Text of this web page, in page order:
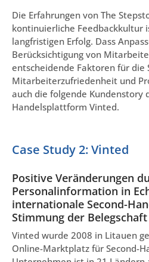
Die Erfahrungen von The
kontinuierliche Feedbackkultur
langfristigen Erfolg. Dass
Berücksichtigung von
entscheidende Faktoren für die
Mitarbeiterzufriedenheit und
auch die folgende Kundenstory
Handelsplattform Vinted.
Case Study 2: Vinted
Positive Veränderungen
Personalinformation in
internationale Second-
Stimmung der
Vinted wurde 2008 in Litauen
Online-Marktplatz für Second-